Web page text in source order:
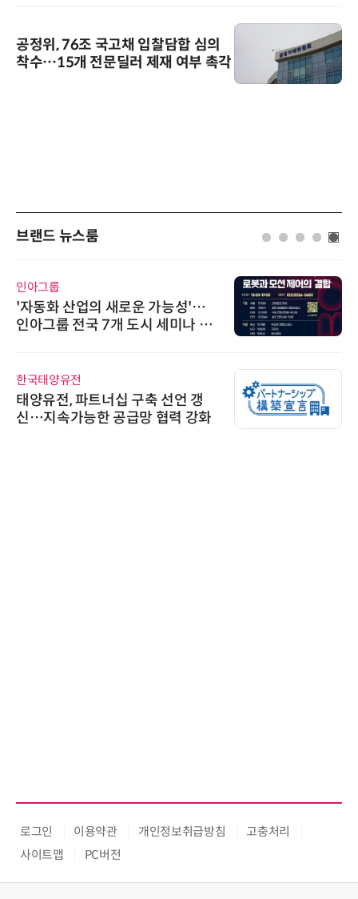
공정위, 76조 국고채 입찰담합 심의
착수…15개 전문딜러 제재 여부 촉각
브랜드 뉴스룸
인아그룹
'자동화 산업의 새로운 가능성'…
인아그룹 전국 7개 도시 세미나 페
한국태양유전
태양유전, 파트너십 구축 선언 갱
신…지속가능한 공급망 협력 강화
로그인 이용약관 개인정보취급방침
고충처리
사이트맵
PC버전